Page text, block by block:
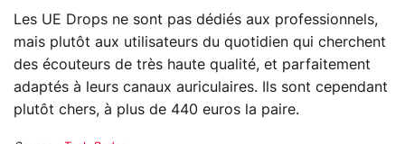
Les UE Drops ne sont pas dédiés aux professionnels,
mais plutôt aux utilisateurs du quotidien qui cherchent
des écouteurs de très haute qualité, et parfaitement
adaptés à leurs canaux auriculaires. Ils sont cependant
plutôt chers, à plus de 440 euros la paire.